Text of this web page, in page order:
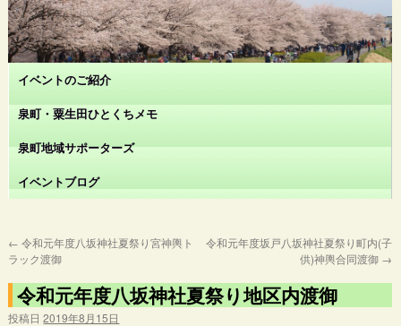
イベントのご紹介
泉町・粟生田ひとくちメモ
泉町地域サポーターズ
イベントブログ
← 令和元年度八坂神社夏祭り宮神輿ト
ラック渡御
令和元年度坂戸八坂神社夏祭り町内(子
供)神輿合同渡御 →
令和元年度八坂神社夏祭り地区内渡御
投稿日 2019年8月15日